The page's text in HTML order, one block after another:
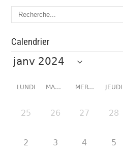
Calendrier
LUNDI MARDI MERCREDI JEUDI
25 26 27 28
2 3 4 5